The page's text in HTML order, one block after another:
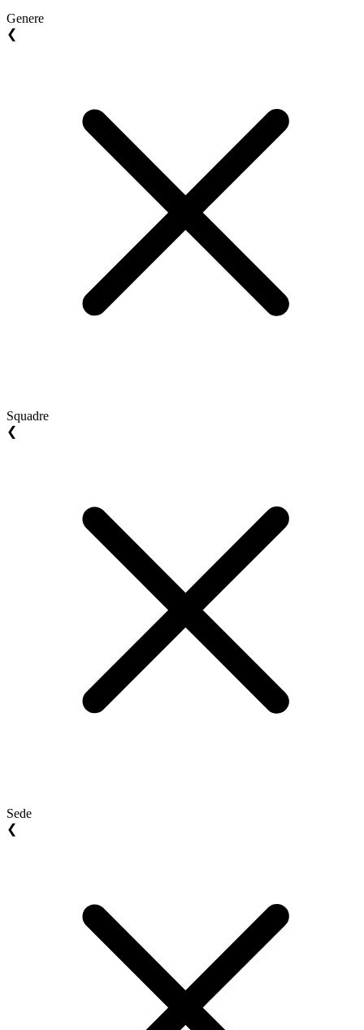
Genere
❮
Squadre
❮
Sede
❮